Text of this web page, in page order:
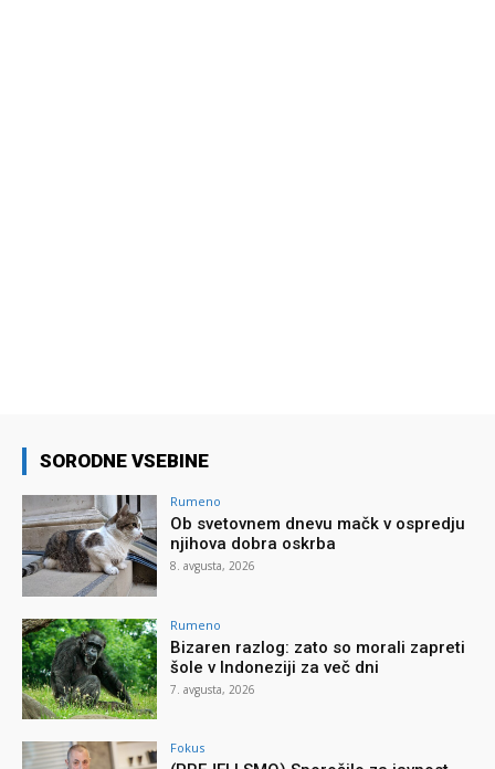
SORODNE VSEBINE
Rumeno
Ob svetovnem dnevu mačk v ospredju
njihova dobra oskrba
8. avgusta, 2026
Rumeno
Bizaren razlog: zato so morali zapreti
šole v Indoneziji za več dni
7. avgusta, 2026
Fokus